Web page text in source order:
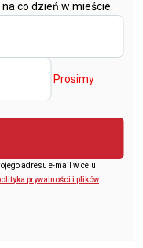
co dzień w mieście.
Prosimy
adresu e-mail w celu
prywatności i plików